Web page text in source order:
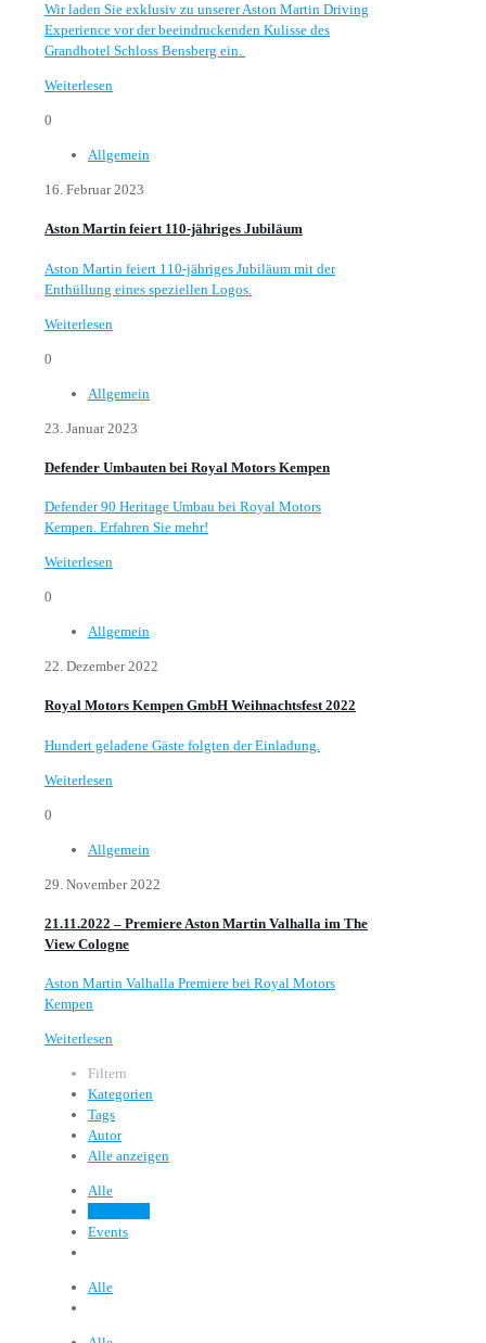
Wir laden Sie exklusiv zu unserer Aston Martin Driving
Experience vor der beeindruckenden Kulisse des
Grandhotel Schloss Bensberg ein.
Weiterlesen
0
Allgemein
16. Februar 2023
Aston Martin feiert 110-jähriges Jubiläum
Aston Martin feiert 110-jähriges Jubiläum mit der
Enthüllung eines speziellen Logos.
Weiterlesen
0
Allgemein
23. Januar 2023
Defender Umbauten bei Royal Motors Kempen
Defender 90 Heritage Umbau bei Royal Motors
Kempen. Erfahren Sie mehr!
Weiterlesen
0
Allgemein
22. Dezember 2022
Royal Motors Kempen GmbH Weihnachtsfest 2022
Hundert geladene Gäste folgten der Einladung.
Weiterlesen
0
Allgemein
29. November 2022
21.11.2022 – Premiere Aston Martin Valhalla im The
View Cologne
Aston Martin Valhalla Premiere bei Royal Motors
Kempen
Weiterlesen
Filtern
Kategorien
Tags
Autor
Alle anzeigen
Alle
Events
Alle